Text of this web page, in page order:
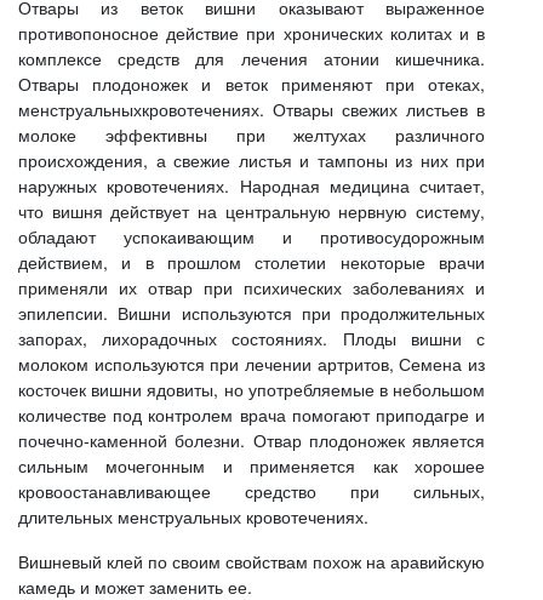
Отвары из веток вишни оказывают выраженное
противопоносное действие при хронических колитах и в
комплексе средств для лечения атонии кишечника.
Отвары плодоножек и веток применяют при отеках,
менструальныхкровотечениях. Отвары свежих листьев в
молоке эффективны при желтухах различного
происхождения, а свежие листья и тампоны из них при
наружных кровотечениях. Народная медицина считает,
что вишня действует на центральную нервную систему,
обладают успокаивающим и противосудорожным
действием, и в прошлом столетии некоторые врачи
применяли их отвар при психических заболеваниях и
эпилепсии. Вишни используются при продолжительных
запорах, лихорадочных состояниях. Плоды вишни с
молоком используются при лечении артритов, Семена из
косточек вишни ядовиты, но употребляемые в небольшом
количестве под контролем врача помогают приподагре и
почечно-каменной болезни. Отвар плодоножек является
сильным мочегонным и применяется как хорошее
кровоостанавливающее средство при сильных,
длительных менструальных кровотечениях.
Вишневый клей по своим свойствам похож на аравийскую
камедь и может заменить ее.